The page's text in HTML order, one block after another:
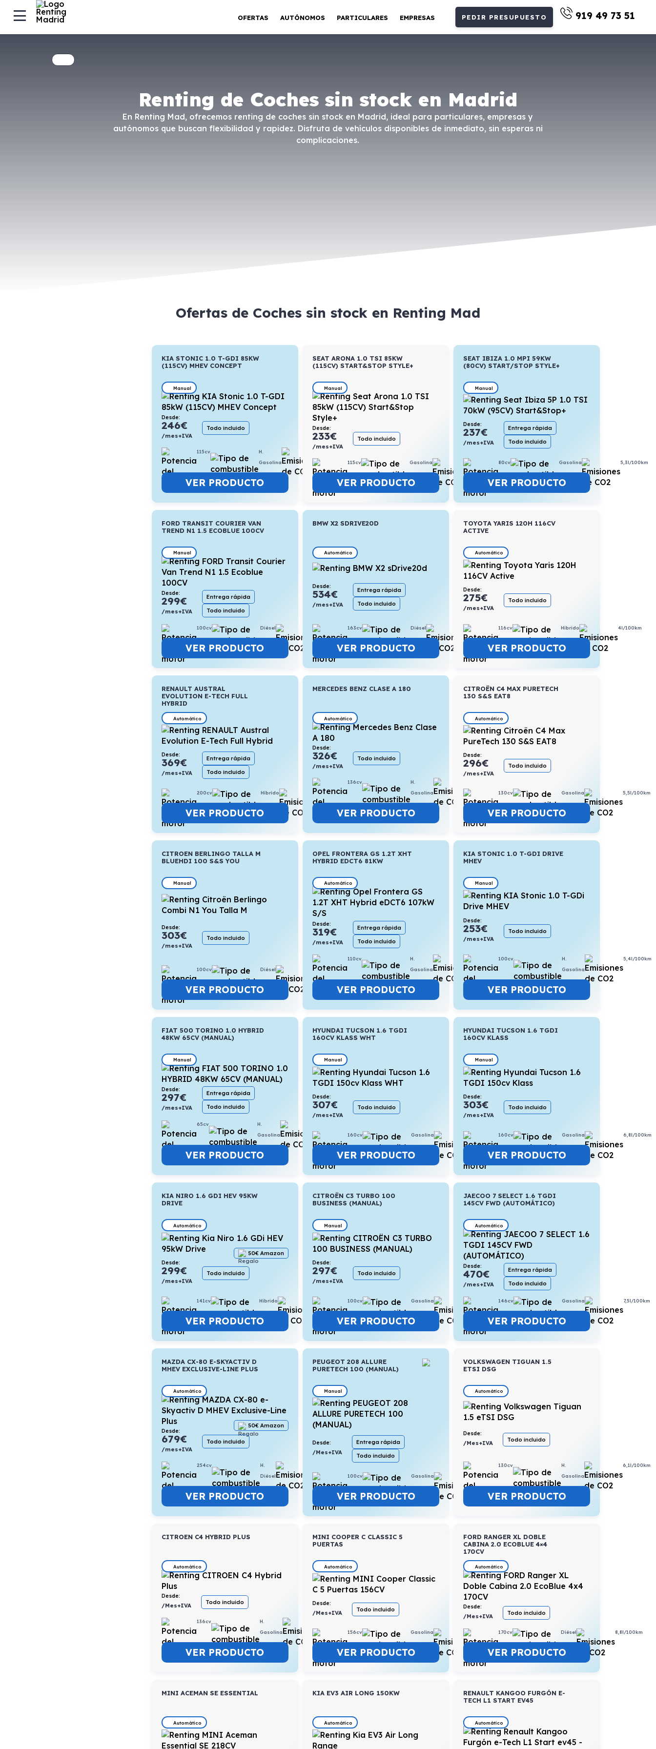
OFERTAS AUTÓNOMOS PARTICULARES EMPRESAS PEDIR PRESUPUESTO 919 49 73 51
Renting de Coches sin stock en Madrid
En Renting Mad, ofrecemos renting de coches sin stock en Madrid, ideal para particulares, empresas y
autónomos que buscan flexibilidad y rapidez. Disfruta de vehículos disponibles de inmediato, sin esperas ni
complicaciones.
Ofertas de Coches sin stock en Renting Mad
KIA STONIC 1.0 T-GDI 85KW
(115CV) MHEV CONCEPT
Manual
Desde:
246€
/mes+IVA
Todo incluido
115cv
H.
Gasolina
VER PRODUCTO
SEAT ARONA 1.0 TSI 85KW
(115CV) START&STOP STYLE+
Manual
Desde:
233€
/mes+IVA
Todo incluido
115cv Gasolina 5,2l/100km
VER PRODUCTO
SEAT IBIZA 1.0 MPI 59KW
(80CV) START/STOP STYLE+
Manual
Desde:
237€
/mes+IVA
Entrega rápida
Todo incluido
80cv Gasolina 5,3l/100km
VER PRODUCTO
FORD TRANSIT COURIER VAN
TREND N1 1.5 ECOBLUE 100CV
Manual
Desde:
299€
/mes+IVA
Entrega rápida
Todo incluido
100cv Diésel 5,2l/100km
VER PRODUCTO
BMW X2 SDRIVE20D
Automático
Desde:
534€
/mes+IVA
Entrega rápida
Todo incluido
163cv Diésel 4,5l/100km
VER PRODUCTO
TOYOTA YARIS 120H 116CV
ACTIVE
Automático
Desde:
275€
/mes+IVA
Todo incluido
116cv Híbrido 4l/100km
VER PRODUCTO
RENAULT AUSTRAL
EVOLUTION E-TECH FULL
HYBRID
Automático
Desde:
369€
/mes+IVA
Entrega rápida
Todo incluido
200cv Híbrido 4,5l/100km
VER PRODUCTO
MERCEDES BENZ CLASE A 180
Automático
Desde:
326€
/mes+IVA
Todo incluido
136cv
H.
Gasolina
VER PRODUCTO
CITROËN C4 MAX PURETECH
130 S&S EAT8
Automático
Desde:
296€
/mes+IVA
Todo incluido
130cv Gasolina 5,5l/100km
VER PRODUCTO
CITROEN BERLINGO TALLA M
BLUEHDI 100 S&S YOU
Manual
Desde:
303€
/mes+IVA
Todo incluido
100cv Diésel 5,8l/100km
VER PRODUCTO
OPEL FRONTERA GS 1.2T XHT
HYBRID EDCT6 81KW
Automático
Desde:
319€
/mes+IVA
Entrega rápida
Todo incluido
110cv
H.
Gasolina
5,2l/100km
VER PRODUCTO
KIA STONIC 1.0 T-GDI DRIVE
MHEV
Manual
Desde:
253€
/mes+IVA
Todo incluido
100cv
H.
Gasolina
5,4l/100km
VER PRODUCTO
FIAT 500 TORINO 1.0 HYBRID
48KW 65CV (MANUAL)
Manual
Desde:
297€
/mes+IVA
Entrega rápida
Todo incluido
65cv
H.
Gasolina
VER PRODUCTO
HYUNDAI TUCSON 1.6 TGDI
160CV KLASS WHT
Manual
Desde:
307€
/mes+IVA
Todo incluido
160cv Gasolina 6,8l/100km
VER PRODUCTO
HYUNDAI TUCSON 1.6 TGDI
160CV KLASS
Manual
Desde:
303€
/mes+IVA
Todo incluido
160cv Gasolina 6,8l/100km
VER PRODUCTO
KIA NIRO 1.6 GDI HEV 95KW
DRIVE
Automático
50€ Amazon
Desde:
299€
/mes+IVA
Todo incluido
141cv Híbrido 4,4l/100km
VER PRODUCTO
CITROËN C3 TURBO 100
BUSINESS (MANUAL)
Manual
Desde:
297€
/mes+IVA
Todo incluido
100cv Gasolina 5,6l/100km
VER PRODUCTO
JAECOO 7 SELECT 1.6 TGDI
145CV FWD (AUTOMÁTICO)
Automático
Desde:
470€
/mes+IVA
Entrega rápida
Todo incluido
146cv Gasolina 7,5l/100km
VER PRODUCTO
MAZDA CX-80 E-SKYACTIV D
MHEV EXCLUSIVE-LINE PLUS
Automático
50€ Amazon
Desde:
679€
/mes+IVA
Todo incluido
254cv
H.
Diésel
VER PRODUCTO
PEUGEOT 208 ALLURE
PURETECH 100 (MANUAL)
Manual
Desde:
/Mes+IVA
Entrega rápida
Todo incluido
100cv Gasolina 5,2l/100km
VER PRODUCTO
VOLKSWAGEN TIGUAN 1.5
ETSI DSG
Automático
Desde:
/Mes+IVA
Todo incluido
130cv
H.
Gasolina
6,1l/100km
VER PRODUCTO
CITROEN C4 HYBRID PLUS
Automático
Desde:
/Mes+IVA
Todo incluido
136cv
H.
Gasolina
VER PRODUCTO
MINI COOPER C CLASSIC 5
PUERTAS
Automático
Desde:
/Mes+IVA
Todo incluido
156cv Gasolina 6,2l/100km
VER PRODUCTO
FORD RANGER XL DOBLE
CABINA 2.0 ECOBLUE 4×4
170CV
Automático
Desde:
/Mes+IVA
Todo incluido
170cv Diésel 8,8l/100km
VER PRODUCTO
MINI ACEMAN SE ESSENTIAL
Automático
KIA EV3 AIR LONG 150KW
Automático
RENAULT KANGOO FURGÓN E-
TECH L1 START EV45
Automático